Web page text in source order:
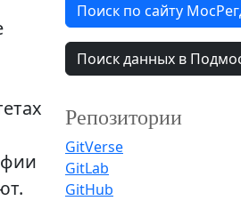
Поиск по сайту
Поиск данных в
Репозитории
GitVerse
GitLab
GitHub